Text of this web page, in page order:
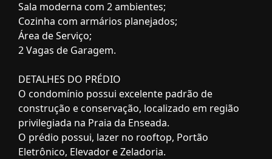
Sala moderna com 2 ambientes;
Cozinha com armários planejados;
Área de Serviço;
2 Vagas de Garagem.
DETALHES DO PRÉDIO
O condomínio possui excelente padrão de
construção e conservação, localizado em região
privilegiada na Praia da Enseada.
O prédio possui, lazer no rooftop, Portão
Eletrônico, Elevador e Zeladoria.